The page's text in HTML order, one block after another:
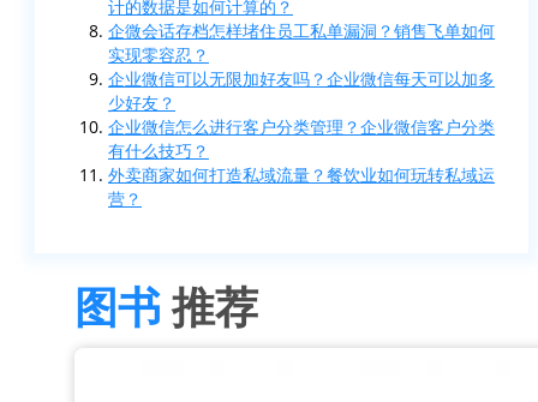
计的数据是如何计算的？
企微会话存档怎样堵住员工私单漏洞？销售飞单如何
实现零容忍？
企业微信可以无限加好友吗？企业微信每天可以加多
少好友？
企业微信怎么进行客户分类管理？企业微信客户分类
有什么技巧？
外卖商家如何打造私域流量？餐饮业如何玩转私域运
营？
图书推荐